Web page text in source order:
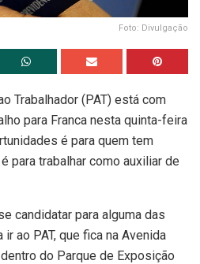
Foto: Divulgação
Trabalhador (PAT) está com
para Franca nesta quinta-feira
é para quem tem
para trabalhar como auxiliar de
candidatar para alguma das
ao PAT, que fica na Avenida
do Parque de Exposição